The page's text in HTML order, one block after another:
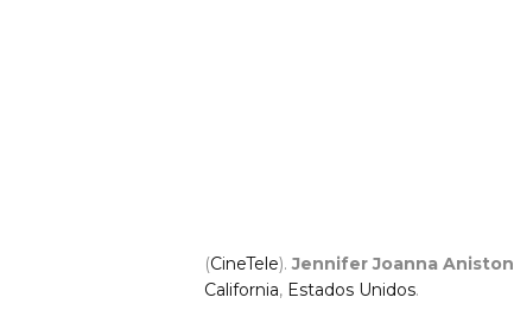
(CineTele).Jennifer Joanna Aniston
California, Estados Unidos.